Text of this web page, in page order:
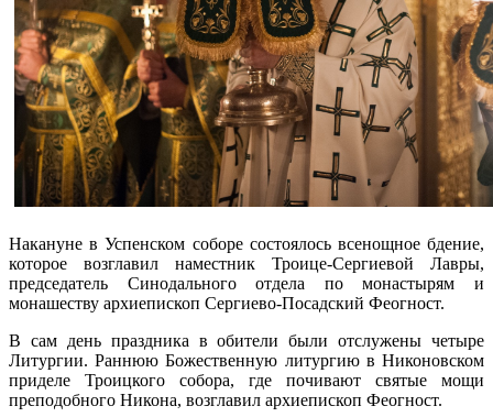
Накануне в Успенском соборе состоялось всенощное бдение,
которое возглавил наместник Троице-Сергиевой Лавры,
председатель Синодального отдела по монастырям и
монашеству архиепископ Сергиево-Посадский Феогност.
В сам день праздника в обители были отслужены четыре
Литургии. Раннюю Божественную литургию в Никоновском
приделе Троицкого собора, где почивают святые мощи
преподобного Никона, возглавил архиепископ Феогност.